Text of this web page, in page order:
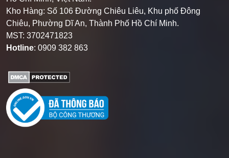
Kho Hàng: Số 106 Đường Chiêu Liêu, Khu phố Đông
Chiêu, Phường Dĩ An, Thành Phố Hồ Chí Minh.
MST: 3702471823
Hotline: 0909 382 863